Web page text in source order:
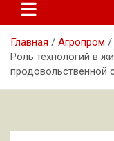
Главная
Агропром
Роль технологий в
продовольственной